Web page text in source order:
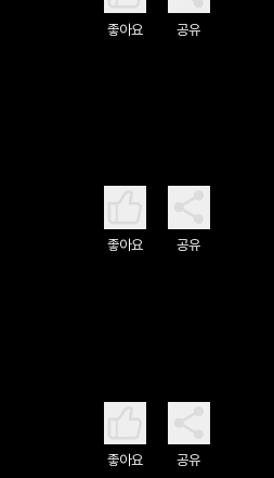
좋아요 공유
좋아요 공유
좋아요 공유